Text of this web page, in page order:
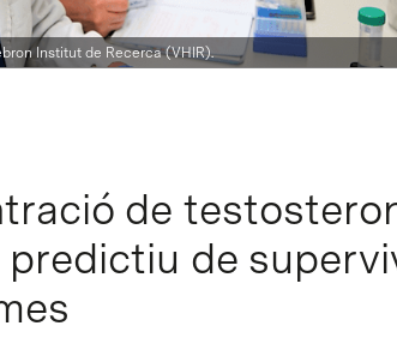
Institut de Recerca (VHIR).
de
de